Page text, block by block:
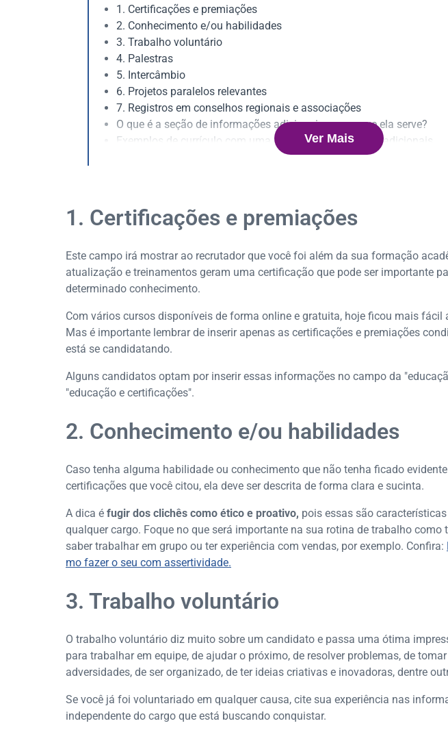
1. Certificações e premiações
2. Conhecimento e/ou habilidades
3. Trabalho voluntário
4. Palestras
5. Intercâmbio
6. Projetos paralelos relevantes
7. Registros em conselhos regionais e associações
O que é a seção de informações adicionais e para que ela serve?
Exemplos de currículo com uma seção de informações adicionais
Regras para definir as informações adicionais do seu currículo
Ver Mais
1. Certificações e premiações
Este campo irá mostrar ao recrutador que você foi além da sua formação
atualização e treinamentos geram uma certificação que pode ser importante
determinado conhecimento.
Com vários cursos disponíveis de forma online e gratuita, hoje ficou mais fácil
Mas é importante lembrar de inserir apenas as certificações e premiações
está se candidatando.
Alguns candidatos optam por inserir essas informações no campo da
"educação e certificações".
2. Conhecimento e/ou habilidades
Caso tenha alguma habilidade ou conhecimento que não tenha ficado
certificações que você citou, ela deve ser descrita de forma clara e sucinta.
A dica é fugir dos clichês como ético e proativo, pois essas são
qualquer cargo. Foque no que será importante na sua rotina de trabalho como
saber trabalhar em grupo ou ter experiência com vendas, por exemplo. Confira:
mo fazer o seu com assertividade.
3. Trabalho voluntário
O trabalho voluntário diz muito sobre um candidato e passa uma ótima
para trabalhar em equipe, de ajudar o próximo, de resolver problemas, de
adversidades, de ser organizado, de ter ideias criativas e inovadoras, dentre
Se você já foi voluntariado em qualquer causa, cite sua experiência nas
independente do cargo que está buscando conquistar.